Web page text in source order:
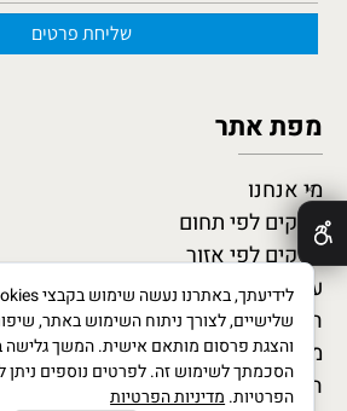
מפת אתר
מי אנחנו
עסקים לפי תחום
עסקים לפי אזור
עסקים מומלצים
המגזין העסקי
מדריך לעסקים חדשים
הצטרף כמומחה
✕
שלישיים, לצורך ניתוח השימוש באתר,
והצגת פרסום מותאם אישית. המשך
הסכמתך לשימוש זה. לפרטים נוספים ניתן
הפרטיות. מדיניות הפרטיות